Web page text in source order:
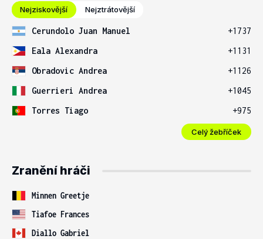
Nejziskovější Nejztrátovější
Cerundolo Juan Manuel
+1737
Eala Alexandra
+1131
Obradovic Andrea
+1126
Guerrieri Andrea
+1045
Torres Tiago
+975
Celý žebříček
Zranění hráči
Minnen Greetje
Tiafoe Frances
Diallo Gabriel